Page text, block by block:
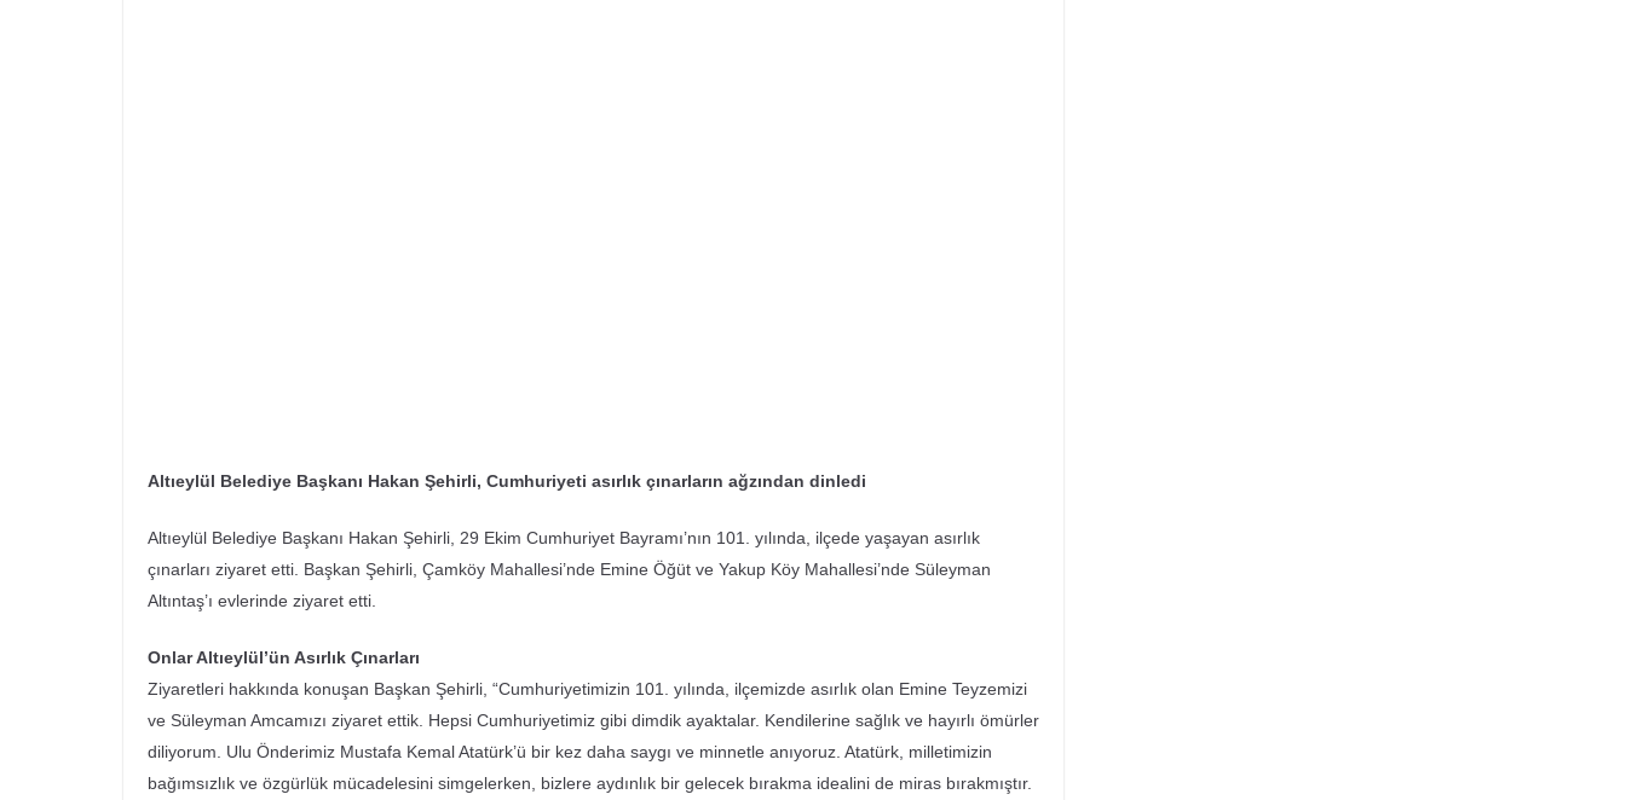
Altıeylül Belediye Başkanı Hakan Şehirli, Cumhuriyeti asırlık çınarların ağzından dinledi
Altıeylül Belediye Başkanı Hakan Şehirli, 29 Ekim Cumhuriyet Bayramı’nın 101. yılında, ilçede yaşayan asırlık
çınarları ziyaret etti. Başkan Şehirli, Çamköy Mahallesi’nde Emine Öğüt ve Yakup Köy Mahallesi’nde Süleyman
Altıntaş’ı evlerinde ziyaret etti.
Onlar Altıeylül’ün Asırlık Çınarları
Ziyaretleri hakkında konuşan Başkan Şehirli, “Cumhuriyetimizin 101. yılında, ilçemizde asırlık olan Emine Teyzemizi
ve Süleyman Amcamızı ziyaret ettik. Hepsi Cumhuriyetimiz gibi dimdik ayaktalar. Kendilerine sağlık ve hayırlı ömürler
diliyorum. Ulu Önderimiz Mustafa Kemal Atatürk’ü bir kez daha saygı ve minnetle anıyoruz. Atatürk, milletimizin
bağımsızlık ve özgürlük mücadelesini simgelerken, bizlere aydınlık bir gelecek bırakma idealini de miras bırakmıştır.